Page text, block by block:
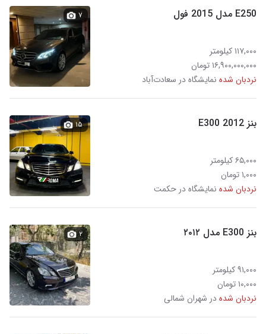
E250 مدل 2015 فول
۱۱۷,۰۰۰ کیلومتر
۱۶,۹۰۰,۰۰۰,۰۰۰ تومان
نردبان شده نمایشگاه در سعادت‌آباد
۷
بنز E300 2012
۶۵,۰۰۰ کیلومتر
۱,۰۰۰ تومان
نردبان شده نمایشگاه در حکمت
۱۵
بنز E300 مدل ۲۰۱۲
۹۱,۰۰۰ کیلومتر
۱۰,۰۰۰ تومان
نردبان شدهدر شهران شمالی
۲